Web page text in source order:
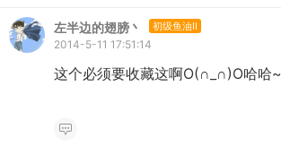
左半边的翅膀丶 初级鱼油II
2014-5-11 17:51:14
这个必须要收藏这啊O(∩_∩)O哈哈~